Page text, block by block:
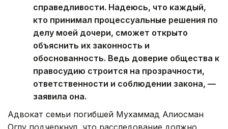
справедливости. Надеюсь, что каждый,
кто принимал процессуальные решения по
делу моей дочери, сможет открыто
объяснить их законность и
обоснованность. Ведь доверие общества к
правосудию строится на прозрачности,
ответственности и соблюдении закона, —
заявила она.
Адвокат семьи погибшей Мухаммад Алиосман
Оглу подчеркнул, что расследование должно